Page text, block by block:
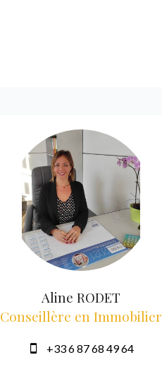
Aline RODET
Conseillère en Immobilier
+33 6 87 68 49 64